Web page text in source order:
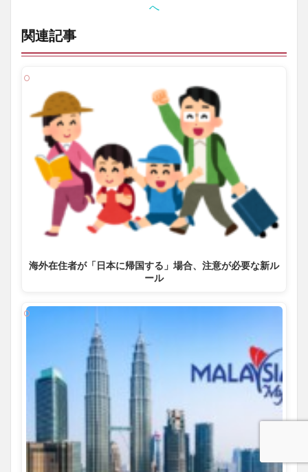
関連記事
海外在住者が「日本に帰国する」場合、注意が必要な新ル
ール